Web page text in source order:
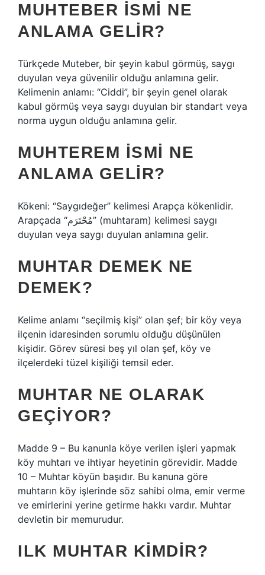
MUHTEBER ISMI NE
ANLAMA GELIR?
Türkçede Muteber, bir şeyin kabul görmüş, saygı
duyulan veya güvenilir olduğu anlamına gelir.
Kelimenin anlamı: “Ciddi”, bir şeyin genel olarak
kabul görmüş veya saygı duyulan bir standart veya
norma uygun olduğu anlamına gelir.
MUHTEREM ISMI NE
ANLAMA GELIR?
Kökeni: “Saygıdeğer” kelimesi Arapça kökenlidir.
Arapçada “مُحْتَرَم” (muhtaram) kelimesi saygı
duyulan veya saygı duyulan anlamına gelir.
MUHTAR DEMEK NE
DEMEK?
Kelime anlamı “seçilmiş kişi” olan şef; bir köy veya
ilçenin idaresinden sorumlu olduğu düşünülen
kişidir. Görev süresi beş yıl olan şef, köy ve
ilçelerdeki tüzel kişiliği temsil eder.
MUHTAR NE OLARAK
GEÇIYOR?
Madde 9 – Bu kanunla köye verilen işleri yapmak
köy muhtarı ve ihtiyar heyetinin görevidir. Madde
10 – Muhtar köyün başıdır. Bu kanuna göre
muhtarın köy işlerinde söz sahibi olma, emir verme
ve emirlerini yerine getirme hakkı vardır. Muhtar
devletin bir memurudur.
ILK MUHTAR KIMDIR?